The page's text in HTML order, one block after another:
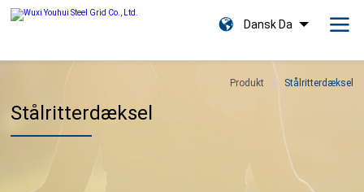
Dansk Da
Produkt Stålritterdæksel
Stålritterdæksel